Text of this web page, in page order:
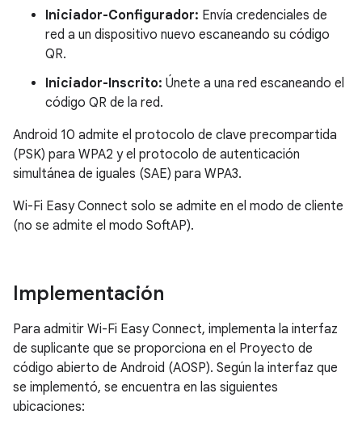
Iniciador-Configurador: Envía credenciales de
red a un dispositivo nuevo escaneando su código
QR.
Iniciador-Inscrito: Únete a una red escaneando el
código QR de la red.
Android 10 admite el protocolo de clave precompartida
(PSK) para WPA2 y el protocolo de autenticación
simultánea de iguales (SAE) para WPA3.
Wi-Fi Easy Connect solo se admite en el modo de cliente
(no se admite el modo SoftAP).
Implementación
Para admitir Wi-Fi Easy Connect, implementa la interfaz
de suplicante que se proporciona en el Proyecto de
código abierto de Android (AOSP). Según la interfaz que
se implementó, se encuentra en las siguientes
ubicaciones: